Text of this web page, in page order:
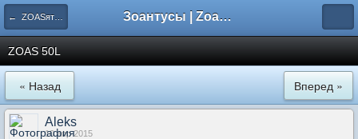
← ZOASятники форумчан Зоантусы | Zoasfan.ru
ZOAS 50L
« Назад Вперед »
Aleks
10 апр 2015